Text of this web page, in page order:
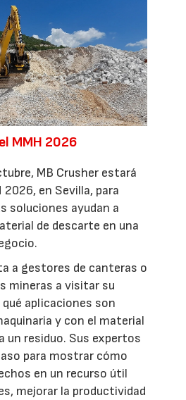
MMH 2026
MB Crusher estará
en Sevilla, para
soluciones ayudan a
de descarte en una
a gestores de canteras o
mineras a visitar su
aplicaciones son
y con el material
un residuo. Sus expertos
para mostrar cómo
en un recurso útil
mejorar la productividad